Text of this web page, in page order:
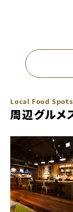
Local Food Spots
周辺グルメ